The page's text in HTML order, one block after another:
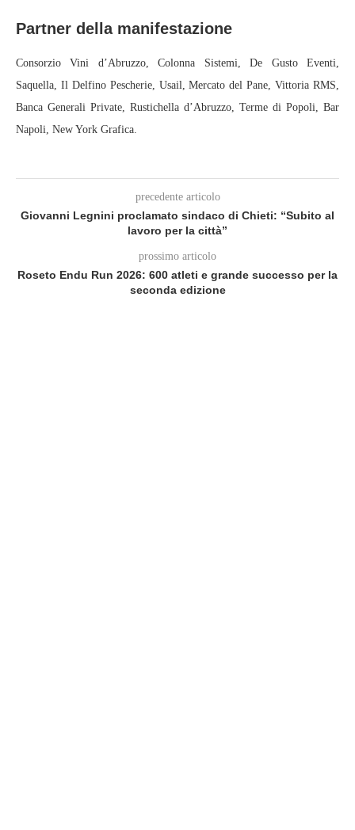
Partner della manifestazione
Consorzio Vini d’Abruzzo, Colonna Sistemi, De Gusto Eventi,
Saquella, Il Delfino Pescherie, Usail, Mercato del Pane, Vittoria RMS,
Banca Generali Private, Rustichella d’Abruzzo, Terme di Popoli, Bar
Napoli, New York Grafica.
precedente articolo
Giovanni Legnini proclamato sindaco di Chieti: “Subito al
lavoro per la città”
prossimo articolo
Roseto Endu Run 2026: 600 atleti e grande successo per la
seconda edizione